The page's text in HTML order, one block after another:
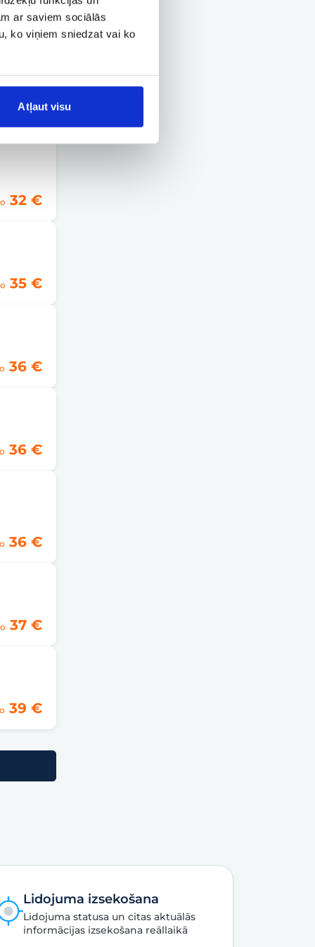
ar saviem sociālās
ko viņiem sniedzat vai ko
Atļaut visu
28 €
31 €
32 €
35 €
36 €
36 €
36 €
37 €
39 €
Lidojuma izsekošana
Lidojuma statusa un citas aktuālās
informācijas izsekošana reāllaikā